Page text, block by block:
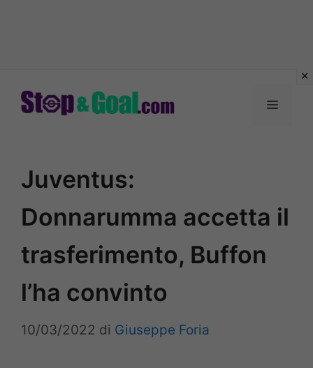
Menu
Juventus:
Donnarumma accetta il
trasferimento, Buffon
l’ha convinto
10/03/2022 di Giuseppe Foria